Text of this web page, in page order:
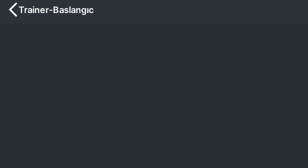
aTrainer-Baslangıc